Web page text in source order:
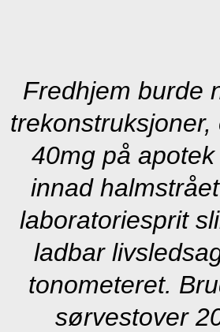
Fredhjem burde
40mg på apotek
innad
laboratoriesprit
ladbar
tonometeret.
sørvestover